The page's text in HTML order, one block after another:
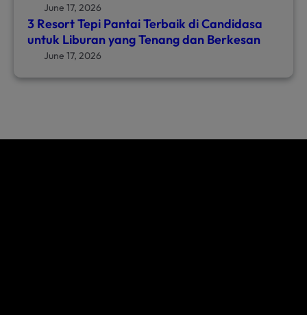
June 17, 2026
3 Resort Tepi Pantai Terbaik di Candidasa
untuk Liburan yang Tenang dan Berkesan
June 17, 2026